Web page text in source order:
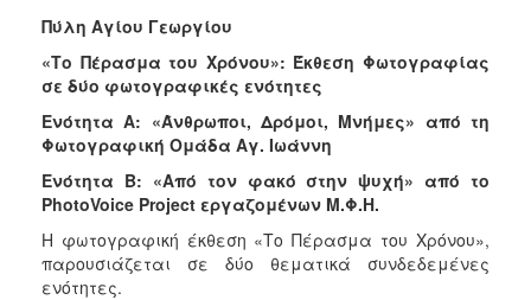
Πύλη Αγίου Γεωργίου
«Το Πέρασμα του Χρόνου»: Έκθεση Φωτογραφίας
σε δύο φωτογραφικές ενότητες
Ενότητα Α: «Άνθρωποι, Δρόμοι, Μνήμες» από τη
Φωτογραφική Ομάδα Αγ. Ιωάννη
Ενότητα Β: «Από τον φακό στην ψυχή» από το
PhotoVoice Project εργαζομένων Μ.Φ.Η.
Η φωτογραφική έκθεση «Το Πέρασμα του Χρόνου»,
παρουσιάζεται σε δύο θεματικά συνδεδεμένες
ενότητες.